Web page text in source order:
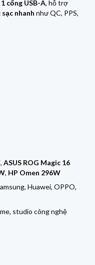
1 cổng USB-A, hỗ trợ
nhanh như QC, PPS,
,ASUS ROG Magic 16
, HP Omen 296W
Huawei, OPPO,
studio công nghệ